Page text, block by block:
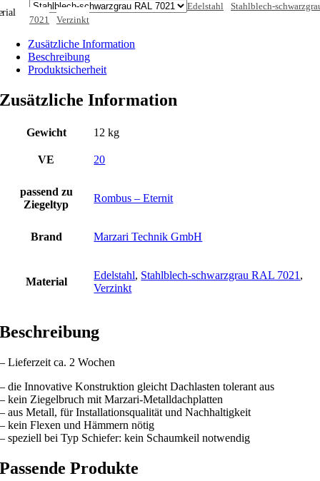
Edelstahl
Stahlblech-
7021
Verzinkt
Zusätzliche Information
Beschreibung
Produktsicherheit
Zusätzliche Information
Gewicht 12 kg
VE 20
passend zu
Ziegeltyp
Rombus – Eternit
Brand Marzari Technik GmbH
Material
Edelstahl, Stahlblech-schwarzgrau RAL 7021 ,
Verzinkt
Beschreibung
– Lieferzeit ca. 2 Wochen
– die Innovative Konstruktion gleicht Dachlasten tolerant aus
– kein Ziegelbruch mit Marzari-Metalldachplatten
– aus Metall, für Installationsqualität und Nachhaltigkeit
– kein Flexen und Hämmern nötig
– speziell bei Typ Schiefer: kein Schaumkeil notwendig
Passende Produkte